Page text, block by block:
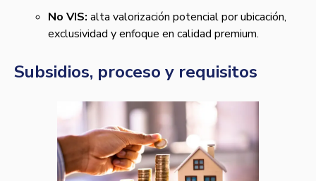
No VIS: alta valorización potencial por ubicación,
exclusividad y enfoque en calidad premium.
Subsidios, proceso y requisitos